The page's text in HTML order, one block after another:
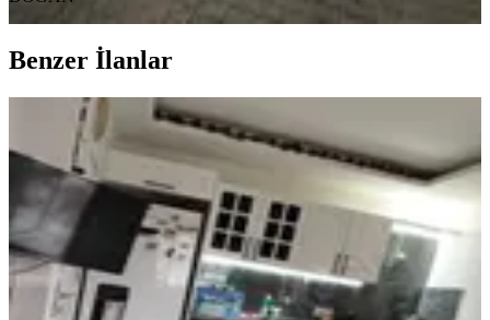
Benzer İlanlar
Emlak Ofisinden
Didim, Hisar Mahallesi
2+1·65 m²·Yüksek giriş ·07.08.2026
4.350.000 ₺